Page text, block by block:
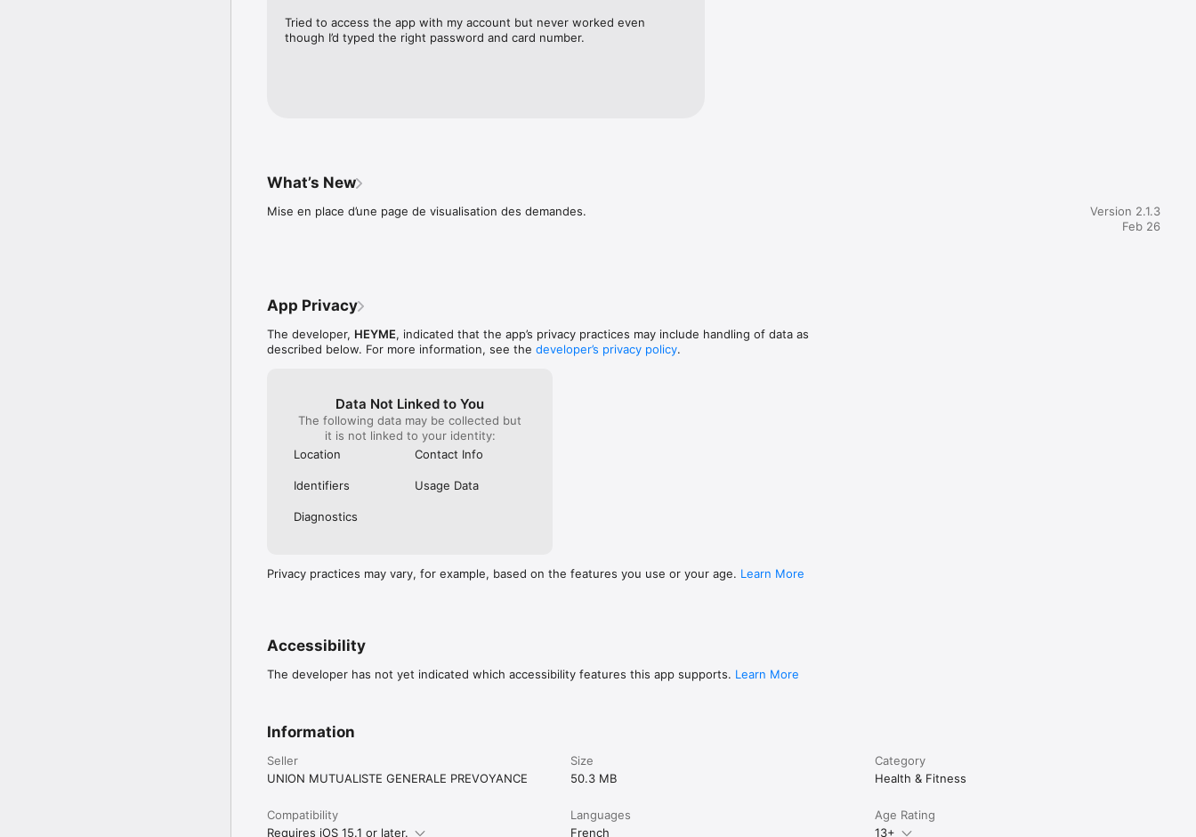
Tried to access the app with my account but never worked even
though I’d typed the right password and card number.
What’s New
Mise en place d’une page de visualisation des demandes.
Version 2.1.3
Feb 26
App Privacy
The developer, HEYME, indicated that the app’s privacy practices may include handling of data as
described below. For more information, see the developer’s privacy policy.
Data Not Linked to You
The following data may be collected but
it is not linked to your identity:
Location
Contact Info
Identifiers Usage Data
Diagnostics
Privacy practices may vary, for example, based on the features you use or your age. Learn More
Accessibility
The developer has not yet indicated which accessibility features this app supports. Learn More
Information
Seller
UNION MUTUALISTE GENERALE PREVOYANCE
Size
50.3 MB
Category
Health & Fitness
Compatibility
Requires iOS 15.1 or later.
Languages
French
Age Rating
13+